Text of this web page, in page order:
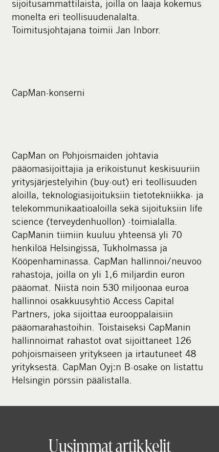
sijoitusammattilaista, joilla on laaja kokemus
monelta eri teollisuudenalalta.
Toimitusjohtajana toimii Jan Inborr.
CapMan-konserni
CapMan on Pohjoismaiden johtavia
pääomasijoittajia ja erikoistunut keskisuuriin
yritysjärjestelyihin (buy-out) eri teollisuuden
aloilla, teknologiasijoituksiin tietotekniikka- ja
telekommunikaatioaloilla sekä sijoituksiin life
science (terveydenhuollon) -toimialalla.
CapManin tiimiin kuuluu yhteensä yli 70
henkilöä Helsingissä, Tukholmassa ja
Kööpenhaminassa. CapMan hallinnoi/neuvoo
rahastoja, joilla on yli 1,6 miljardin euron
pääomat. Niistä noin 530 miljoonaa euroa
hallinnoi osakkuusyhtiö Access Capital
Partners, joka sijoittaa eurooppalaisiin
pääomarahastoihin. Toistaiseksi CapManin
hallinnoimat rahastot ovat sijoittaneet 126
pohjoismaiseen yritykseen ja irtautuneet 48
yrityksestä. CapMan Oyj:n B-osake on listattu
Helsingin pörssin päälistalla.
Uusimmat artikkelit